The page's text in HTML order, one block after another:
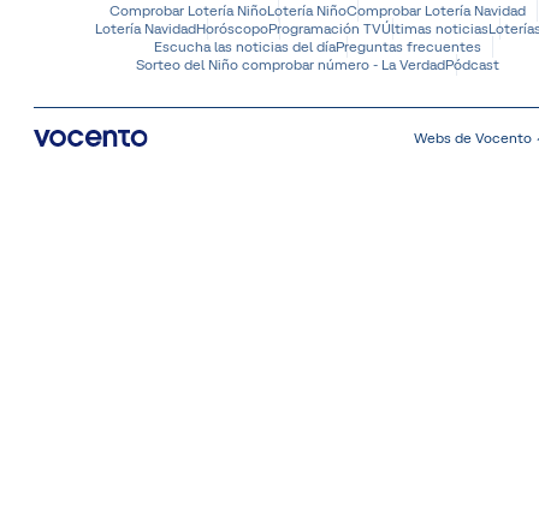
Comprobar Lotería NiñoLotería NiñoComprobar Lotería Navidad
Lotería NavidadHoróscopoProgramación TVÚltimas noticias
Escucha las noticias del díaPreguntas frecuentes
Sorteo del Niño comprobar número - La VerdadPódcast
Webs de Vocento